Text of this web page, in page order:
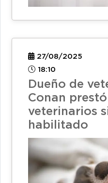
27/08/2025
18:10
Dueño de
Conan
veterinarios
habilitado